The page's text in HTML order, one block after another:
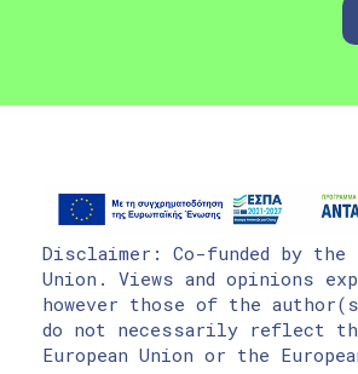
Disclaimer: Co-funded by the
Union. Views and opinions
however those of the
do not necessarily reflect
European Union or the